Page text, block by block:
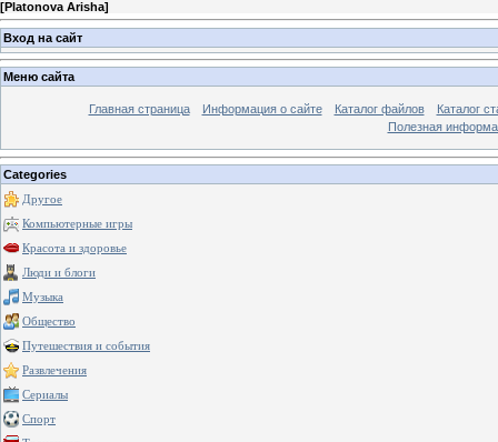
[Platonova Arisha]
Вход на сайт
Меню сайта
Главная страница Информация о сайте Каталог файлов
Каталог
Полезная
Categories
Другое
Компьютерные игры
Красота и здоровье
Люди и блоги
Музыка
Общество
Путешествия и события
Развлечения
Сериалы
Спорт